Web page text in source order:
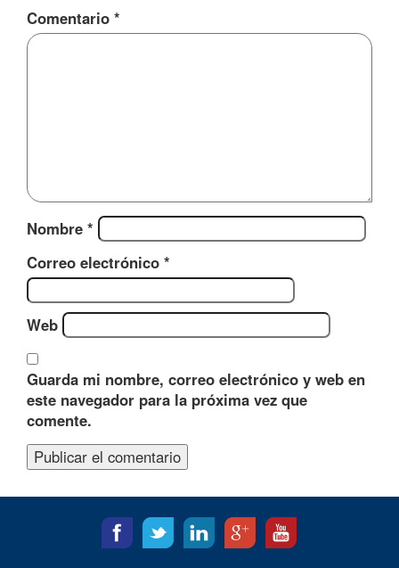
Comentario *
Nombre *
Correo electrónico *
Web
Guarda mi nombre, correo electrónico y web en
este navegador para la próxima vez que
comente.